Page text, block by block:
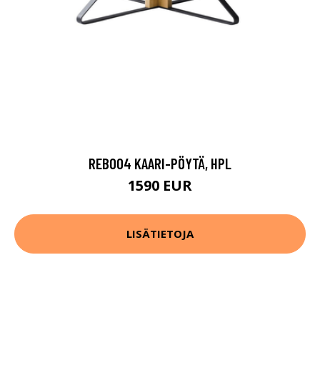
REB004 KAARI-PÖYTÄ, HPL
1590 EUR
LISÄTIETOJA